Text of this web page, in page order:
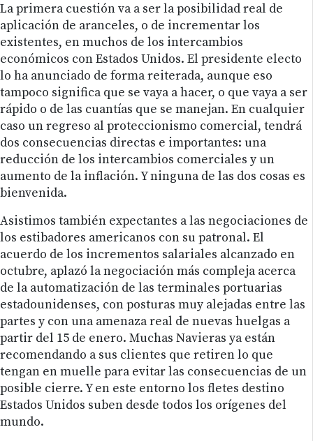
La primera cuestión va a ser la posibilidad real de
aplicación de aranceles, o de incrementar los
existentes, en muchos de los intercambios
económicos con Estados Unidos. El presidente electo
lo ha anunciado de forma reiterada, aunque eso
tampoco significa que se vaya a hacer, o que vaya a ser
rápido o de las cuantías que se manejan. En cualquier
caso un regreso al proteccionismo comercial, tendrá
dos consecuencias directas e importantes: una
reducción de los intercambios comerciales y un
aumento de la inflación. Y ninguna de las dos cosas es
bienvenida.
Asistimos también expectantes a las negociaciones de
los estibadores americanos con su patronal. El
acuerdo de los incrementos salariales alcanzado en
octubre, aplazó la negociación más compleja acerca
de la automatización de las terminales portuarias
estadounidenses, con posturas muy alejadas entre las
partes y con una amenaza real de nuevas huelgas a
partir del 15 de enero. Muchas Navieras ya están
recomendando a sus clientes que retiren lo que
tengan en muelle para evitar las consecuencias de un
posible cierre. Y en este entorno los fletes destino
Estados Unidos suben desde todos los orígenes del
mundo.